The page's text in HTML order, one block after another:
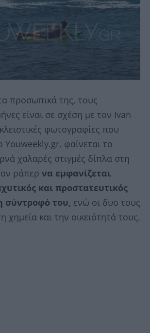
προσωπικά της, τους
είναι σε σχέση με τον Ivan
φωτογραφίες που
Youweekly.gr, φαίνεται το
χαλαρές στιγμές δίπλα στη
ράπερ να εμφανίζεται
και προστατευτικός
σύντροφό του, ενώ οι δυο τους
χημεία και την οικειότητά τους.